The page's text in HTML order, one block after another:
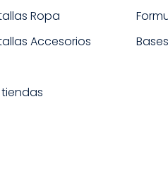
Ropa
Accesorios